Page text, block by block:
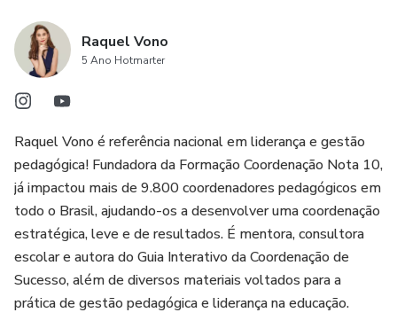
Raquel Vono
5 Ano Hotmarter
Raquel Vono é referência nacional em liderança e gestão
pedagógica! Fundadora da Formação Coordenação Nota 10,
já impactou mais de 9.800 coordenadores pedagógicos em
todo o Brasil, ajudando-os a desenvolver uma coordenação
estratégica, leve e de resultados. É mentora, consultora
escolar e autora do Guia Interativo da Coordenação de
Sucesso, além de diversos materiais voltados para a
prática de gestão pedagógica e liderança na educação.